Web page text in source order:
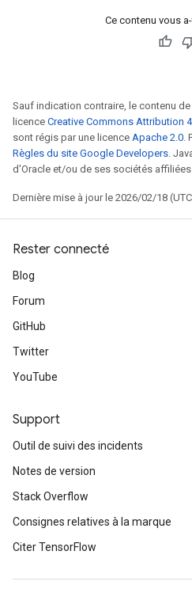
Ce contenu vous
Sauf indication contraire, le contenu
licence Creative Commons Attribution
sont régis par une licence Apache 2.0.
Règles du site Google Developers.
d'Oracle et/ou de ses sociétés
Dernière mise à jour le 2026/02/18
Rester connecté
Blog
Forum
GitHub
Twitter
YouTube
Support
Outil de suivi des incidents
Notes de version
Stack Overflow
Consignes relatives à la marque
Citer TensorFlow